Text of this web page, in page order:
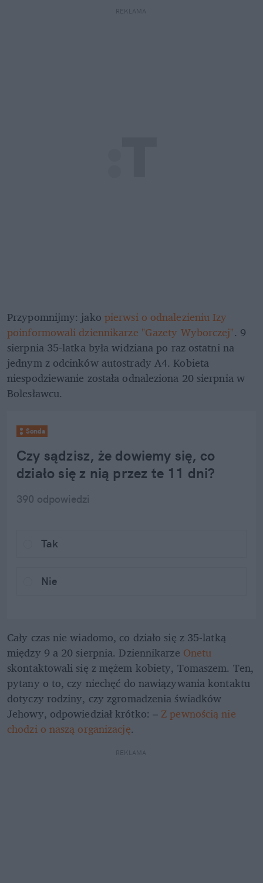
REKLAMA
Przypomnijmy: jako pierwsi o odnalezieniu Izy
poinformowali dziennikarze "Gazety Wyborczej". 9
sierpnia 35-latka była widziana po raz ostatni na
jednym z odcinków autostrady A4. Kobieta
niespodziewanie została odnaleziona 20 sierpnia w
Bolesławcu.
Sonda
Czy sądzisz, że dowiemy się, co
działo się z nią przez te 11 dni?
390 odpowiedzi
Tak
Nie
Cały czas nie wiadomo, co działo się z 35-latką
między 9 a 20 sierpnia. Dziennikarze Onetu
skontaktowali się z mężem kobiety, Tomaszem. Ten,
pytany o to, czy niechęć do nawiązywania kontaktu
dotyczy rodziny, czy zgromadzenia świadków
Jehowy, odpowiedział krótko: – Z pewnością nie
chodzi o naszą organizację.
REKLAMA